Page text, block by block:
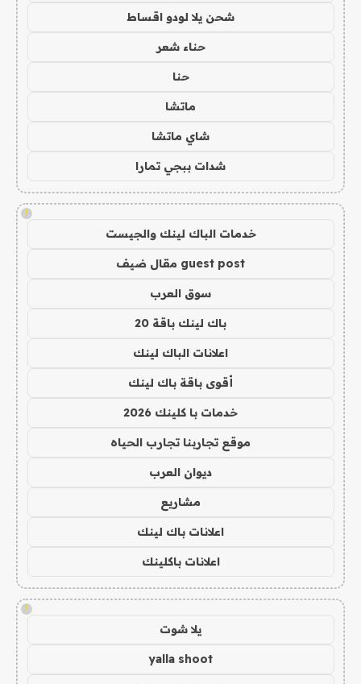
شحن يلا لودو اقساط
حناء شعر
حنا
ماتشا
شاي ماتشا
شدات ببجي تمارا
!
خدمات الباك لينك والجيست
guest post مقال ضيف
سوق العرب
باك لينك باقة 20
اعلانات الباك لينك
أقوى باقة باك لينك
خدمات با كلينك 2026
موقع تجاربنا تجارب الحياه
ديوان العرب
مشاريع
اعلانات باك لينك
اعلانات باكلينك
!
يلا شوت
yalla shoot